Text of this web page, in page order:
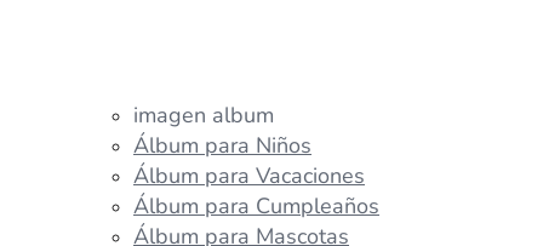
imagen album
Álbum para Niños
Álbum para Vacaciones
Álbum para Cumpleaños
Álbum para Mascotas